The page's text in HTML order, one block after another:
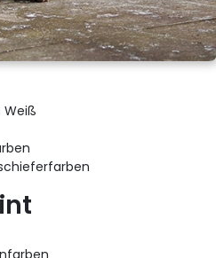
Weiß